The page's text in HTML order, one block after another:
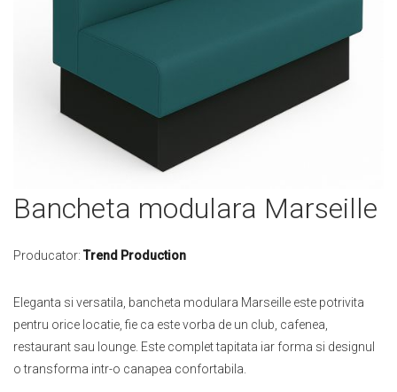
Bancheta modulara Marseille
Producator: Trend Production
Eleganta si versatila, bancheta modulara Marseille este potrivita
pentru orice locatie, fie ca este vorba de un club, cafenea,
restaurant sau lounge. Este complet tapitata iar forma si designul
o transforma intr-o canapea confortabila.
Skip
to
beginning
images
gallery